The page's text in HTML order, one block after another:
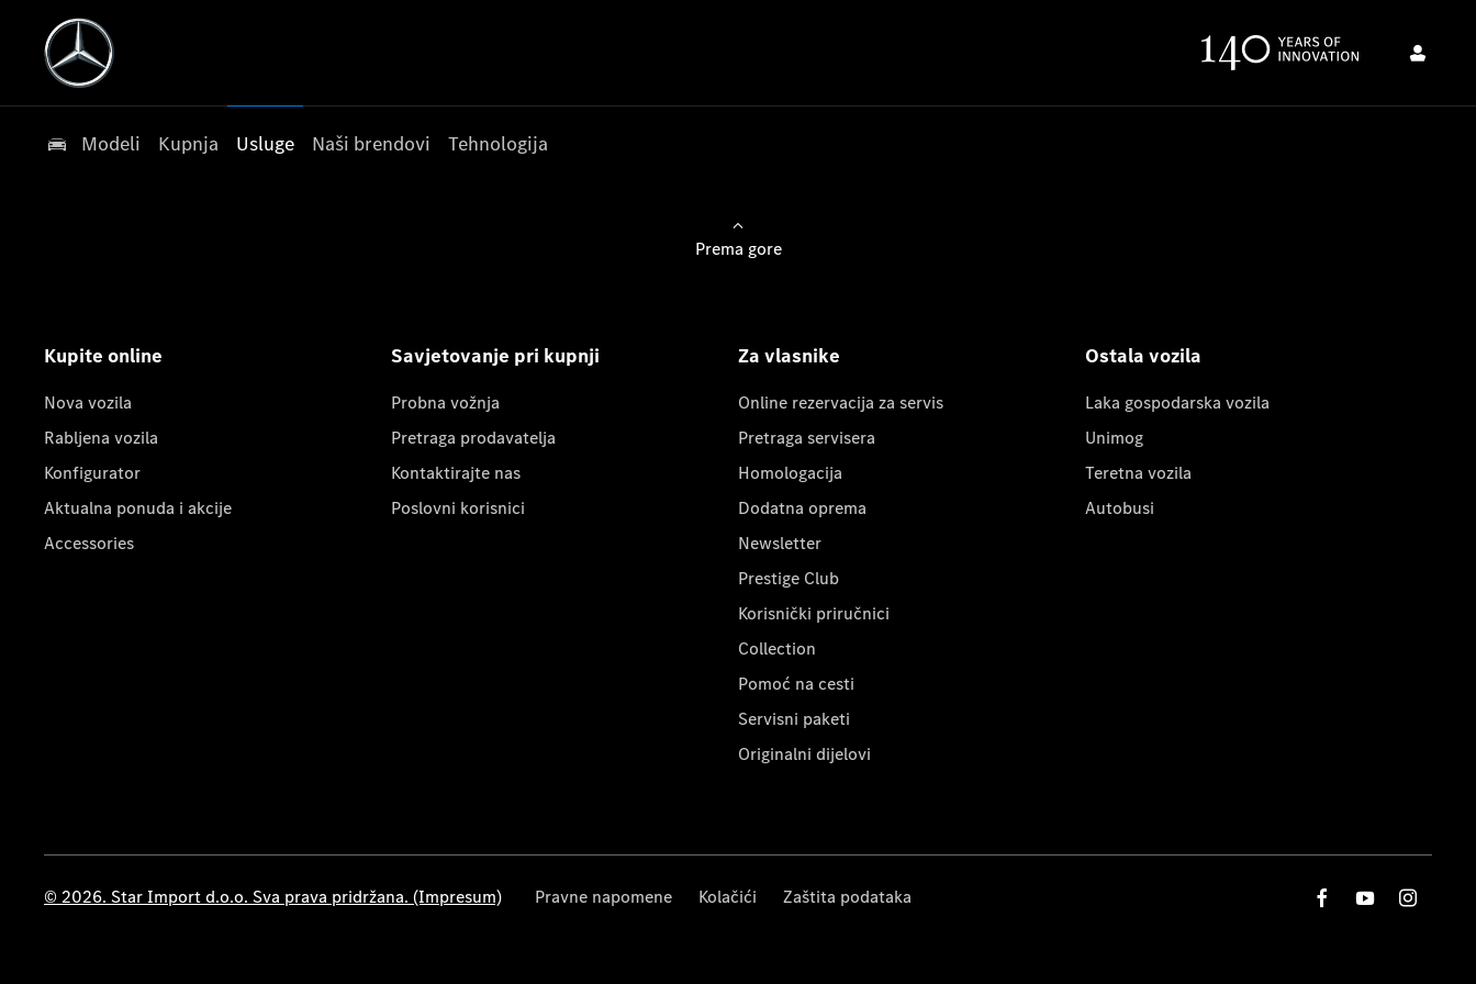
Modeli Kupnja Usluge Naši brendovi Tehnologija
Prema gore
Kupite online
Nova vozila
Rabljena vozila
Konfigurator
Aktualna ponuda i akcije
Accessories
Savjetovanje pri kupnji
Probna vožnja
Pretraga prodavatelja
Kontaktirajte nas
Poslovni korisnici
Za vlasnike
Online rezervacija za servis
Pretraga servisera
Homologacija
Dodatna oprema
Newsletter
Prestige Club
Korisnički priručnici
Collection
Pomoć na cesti
Servisni paketi
Originalni dijelovi
Ostala vozila
Laka gospodarska vozila
Unimog
Teretna vozila
Autobusi
© 2026. Star Import d.o.o. Sva prava pridržana. (Impresum) Pravne napomene Kolačići Zaštita podataka